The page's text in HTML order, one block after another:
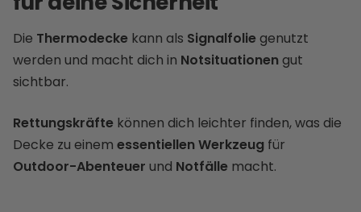
Die Thermodecke kann als Signalfolie genutzt
werden und macht dich in Notsituationengut
sichtbar.
Rettungskräfte können dich leichter finden, was die
Decke zu einem essentiellen Werkzeug für
Outdoor-Abenteuer und Notfälle macht.